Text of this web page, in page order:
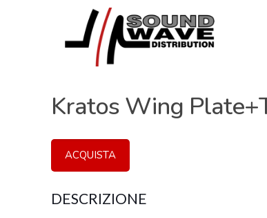
Kratos Wing
ACQUISTA
DESCRIZIONE